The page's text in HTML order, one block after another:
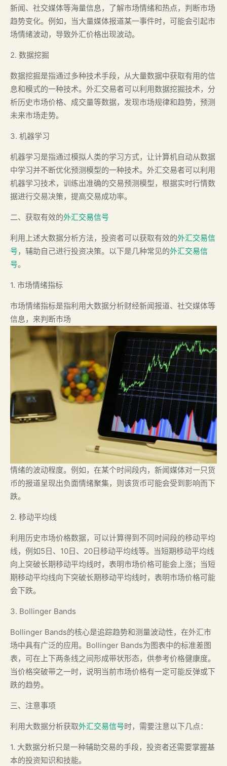
新闻、社交媒体等海量信息，了解市场情绪和热点，判断市场
趋势变化。例如，当大量媒体报道某一事件时，可能会引起市
场情绪波动，导致外汇价格出现波动。
2. 数据挖掘
数据挖掘是指通过多种技术手段，从大量数据中获取有用的信
息和模式的一种技术。外汇交易者可以利用数据挖掘技术，分
析历史市场价格、成交量等数据，发现市场规律和趋势，预测
未来市场走势。
3. 机器学习
机器学习是指通过模拟人类的学习方式，让计算机自动从数据
中学习并不断优化预测模型的一种技术。外汇交易者可以利用
机器学习技术，训练出准确的交易预测模型，根据实时行情数
据进行交易决策，提高交易成功率。
二、获取有效的外汇交易信号
利用上述大数据分析方法，投资者可以获取有效的外汇交易信
号，辅助自己进行投资决策。以下是几种常见的外汇交易信
号。
1. 市场情绪指标
市场情绪指标是指利用大数据分析财经新闻报道、社交媒体等
信息，来判断市场
情绪的波动程度。例如，在某个时间段内，新闻媒体对一只货
币的报道呈现出负面情绪聚集，则该货币可能会受到影响而下
跌。
2. 移动平均线
利用历史市场价格数据，可以计算得到不同时间段的移动平均
线，例如5日、10日、20日移动平均线等。当短期移动平均线
向上突破长期移动平均线时，表明市场价格可能会上涨；当短
期移动平均线向下突破长期移动平均线时，表明市场价格可能
会下跌。
3. Bollinger Bands
Bollinger Bands的核心是追踪趋势和测量波动性，在外汇市
场中具有广泛的应用。Bollinger Bands为图表中的标准差图
表，可在上下两条线之间形成带状形态，供参考价格健康度。
当价格突破带之一时，说明当前市场价格有一定可能反弹或下
跌的趋势。
三、注意事项
利用大数据分析获取外汇交易信号时，需要注意以下几点：
1. 大数据分析只是一种辅助交易的手段，投资者还需要掌握基
本的投资知识和技能。